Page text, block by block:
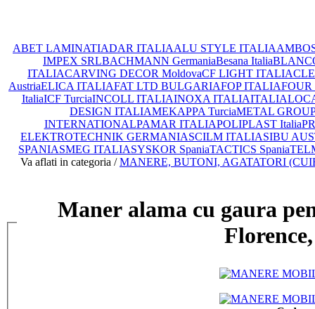
ABET LAMINATIADAR ITALIAALU STYLE ITALIA
IMPEX SRLBACHMANN GermaniaBesana Italia
ITALIACARVING DECOR MoldovaCF LIGHT ITALIA
AustriaELICA ITALIAFAT LTD BULGARIAFOP ITALIA
ItaliaICF TurciaINCOLL ITALIAINOXA ITALIAITALIA
DESIGN ITALIAMEKAPPA TurciaMETAL
INTERNATIONALPAMAR ITALIAPOLIPLAST Italia
ELEKTROTECHNIK GERMANIASCILM ITALIASIBU
SPANIASMEG ITALIASYSKOR SpaniaTACTICS Spania
Va aflati in categoria /MANERE, BUTONI, AGATATORI
Maner alama cu gaura